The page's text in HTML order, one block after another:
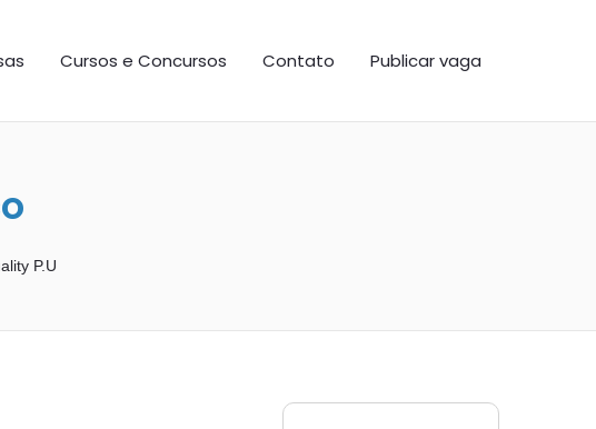
Cursos e Concursos Contato Publicar vaga
P.U